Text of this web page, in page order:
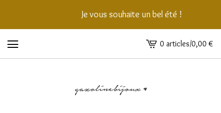
Je vous souhaite un bel été !
Voir
le
0 articles/0,00€